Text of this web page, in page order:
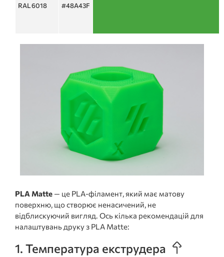
RAL 6018 #48A43F
PLA Matte — це PLA-філамент, який має матову
поверхню, що створює ненасичений, не
відблискуючий вигляд. Ось кілька рекомендацій для
налаштувань друку з PLA Matte:
1. Температура екструдера